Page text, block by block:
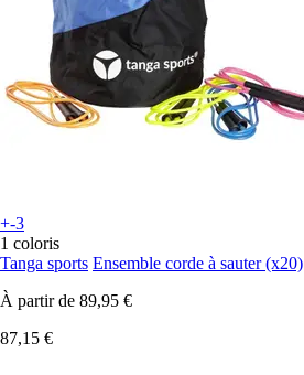
+-3
1 coloris
Tanga sports Ensemble corde à sauter (x20)
À partir de 89,95 €
87,15 €